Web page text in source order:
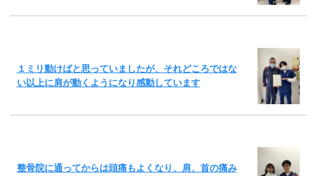
１ミリ動けばと思っていましたが、それどころではな
い以上に肩が動くようになり感動しています
整骨院に通ってからは頭痛もよくなり、肩、首の痛み